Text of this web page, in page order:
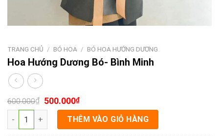
TRANG CHỦ / BÓ HOA / BÓ HOA HƯỚNG DƯƠNG
Hoa Hướng Dương Bó- Bình Minh
600.000₫ 500.000₫
Hoa Hướng Dương Bó- Bình Minh số lượng
THÊM VÀO GIỎ HÀNG